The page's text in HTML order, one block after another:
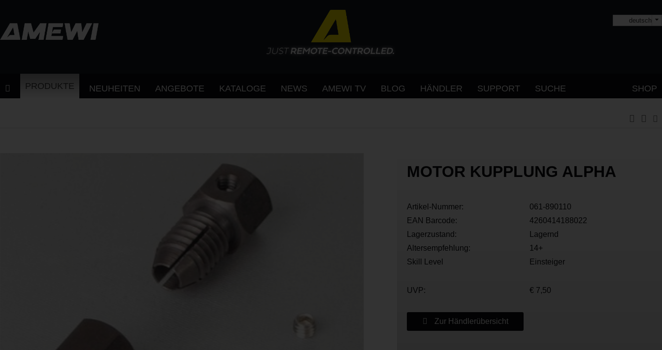
deutsch
PRODUKTE NEUHEITEN ANGEBOTE KATALOGE NEWS AMEWI TV BLOG HÄNDLER SUPPORT SUCHE SHOP
MOTOR KUPPLUNG ALPHA
Artikel-Nummer:
061-890110
EAN Barcode:
4260414188022
Lagerzustand:
Lagernd
Altersempfehlung:
14+
Skill Level
Einsteiger
UVP: € 7,50
Zur Händlerübersicht